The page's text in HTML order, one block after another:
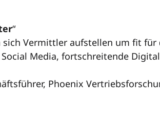
“
Vermittler aufstellen um fit
Media, fortschreitende
Phoenix